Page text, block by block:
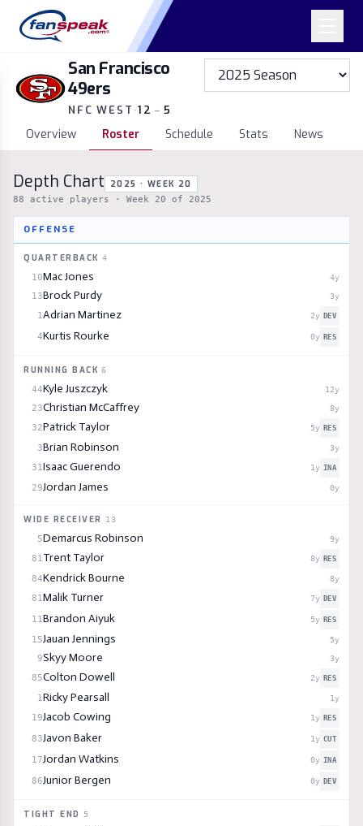
San Francisco
49ers
NFC WEST ·12 – 5
Overview Roster Schedule Stats News
Depth Chart
2025 · WEEK 20
88 active players · Week 20 of 2025
OFFENSE
QUARTERBACK 4
10Mac Jones 4y
13Brock Purdy 3y
1Adrian Martinez 2y DEV
4Kurtis Rourke 0y RES
RUNNING BACK 6
44Kyle Juszczyk 12y
23Christian McCaffrey 8y
32Patrick Taylor 5y RES
3Brian Robinson 3y
31Isaac Guerendo 1y INA
29Jordan James 0y
WIDE RECEIVER 13
5Demarcus Robinson 9y
81Trent Taylor 8y RES
84Kendrick Bourne 8y
81Malik Turner 7y DEV
11Brandon Aiyuk 5y RES
15Jauan Jennings 5y
9Skyy Moore 3y
85Colton Dowell 2y RES
1Ricky Pearsall 1y
19Jacob Cowing 1y RES
83Javon Baker 1y CUT
17Jordan Watkins 0y INA
86Junior Bergen 0y DEV
TIGHT END 5